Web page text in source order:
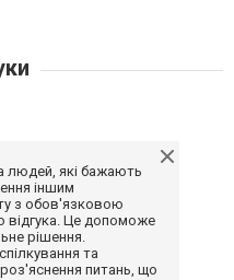
людей, які бажають
іншим
з обов'язковою
відгука. Це допоможе
рішення.
та
питань, що